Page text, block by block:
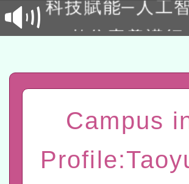
A3數位素養講師
t」
有關大陸委員會
赴陸應申請許可
轉知經濟部水
研究院辦理「
115年8月22日(
Campus